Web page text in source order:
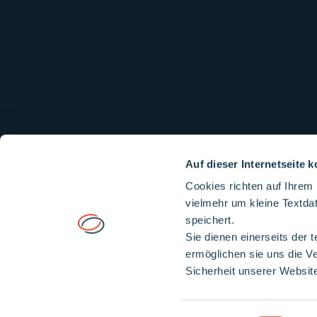
Auf dieser Internetseite
Cookies richten auf
vielmehr um kleine
speichert.
Sie dienen einerseits der
ermöglichen sie uns die
Sicherheit unserer
Stadtwerke Merseburg GmbH